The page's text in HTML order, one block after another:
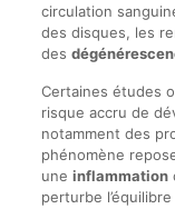
circulation
des disques, les
des
Certaines études
risque accru de
notamment des
phénomène
une inflammation
perturbe